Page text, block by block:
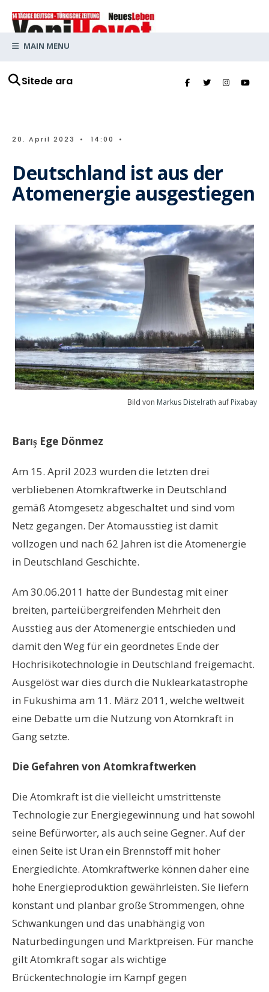
Sitede ara
MAIN MENU
20. April 2023 • 14:00 •
Deutschland ist aus der
Atomenergie ausgestiegen
Bild von Markus Distelrath auf Pixabay
Barış Ege Dönmez
Am 15. April 2023 wurden die letzten drei
verbliebenen Atomkraftwerke in Deutschland
gemäß Atomgesetz abgeschaltet und sind vom
Netz gegangen. Der Atomausstieg ist damit
vollzogen und nach 62 Jahren ist die Atomenergie
in Deutschland Geschichte.
Am 30.06.2011 hatte der Bundestag mit einer
breiten, parteiübergreifenden Mehrheit den
Ausstieg aus der Atomenergie entschieden und
damit den Weg für ein geordnetes Ende der
Hochrisikotechnologie in Deutschland freigemacht.
Ausgelöst war dies durch die Nuklearkatastrophe
in Fukushima am 11. März 2011, welche weltweit
eine Debatte um die Nutzung von Atomkraft in
Gang setzte.
Die Gefahren von Atomkraftwerken
Die Atomkraft ist die vielleicht umstrittenste
Technologie zur Energiegewinnung und hat sowohl
seine Befürworter, als auch seine Gegner. Auf der
einen Seite ist Uran ein Brennstoff mit hoher
Energiedichte. Atomkraftwerke können daher eine
hohe Energieproduktion gewährleisten. Sie liefern
konstant und planbar große Strommengen, ohne
Schwankungen und das unabhängig von
Naturbedingungen und Marktpreisen. Für manche
gilt Atomkraft sogar als wichtige
Brückentechnologie im Kampf gegen